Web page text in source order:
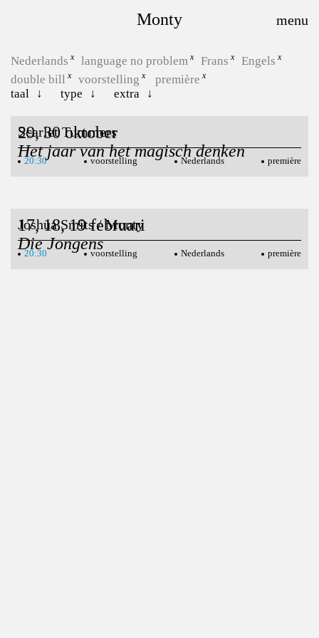
Monty
Nederlands language no problem Frans
Engels
double bill
voorstelling
première
taal
type extra
29, 30 oktober
Het jaar van het magisch denken
Scarlet Tummers
20:30 voorstelling Nederlands première
17, 18, 19 februari
Die Jongens
Joshua Smits / Monty
20:30 voorstelling Nederlands première